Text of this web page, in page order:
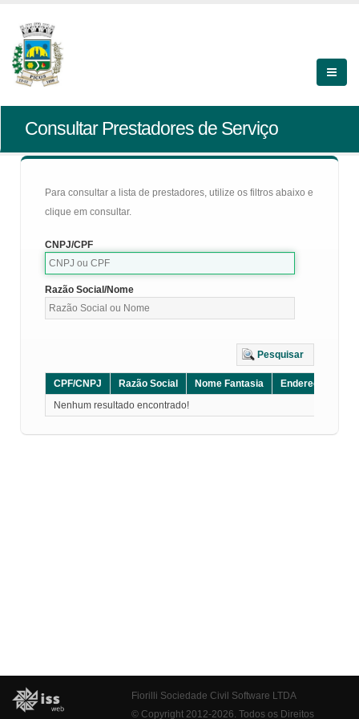
Consultar Prestadores de Serviço
Para consultar a lista de prestadores, utilize os filtros abaixo e
clique em consultar.
CNPJ/CPF
Razão Social/Nome
Pesquisar
CPF/CNPJ Razão Social Nome Fantasia Endereço
Nenhum resultado encontrado!
Fiorilli Sociedade Civil Software LTDA
© Copyright 2012-2026. Todos os Direitos